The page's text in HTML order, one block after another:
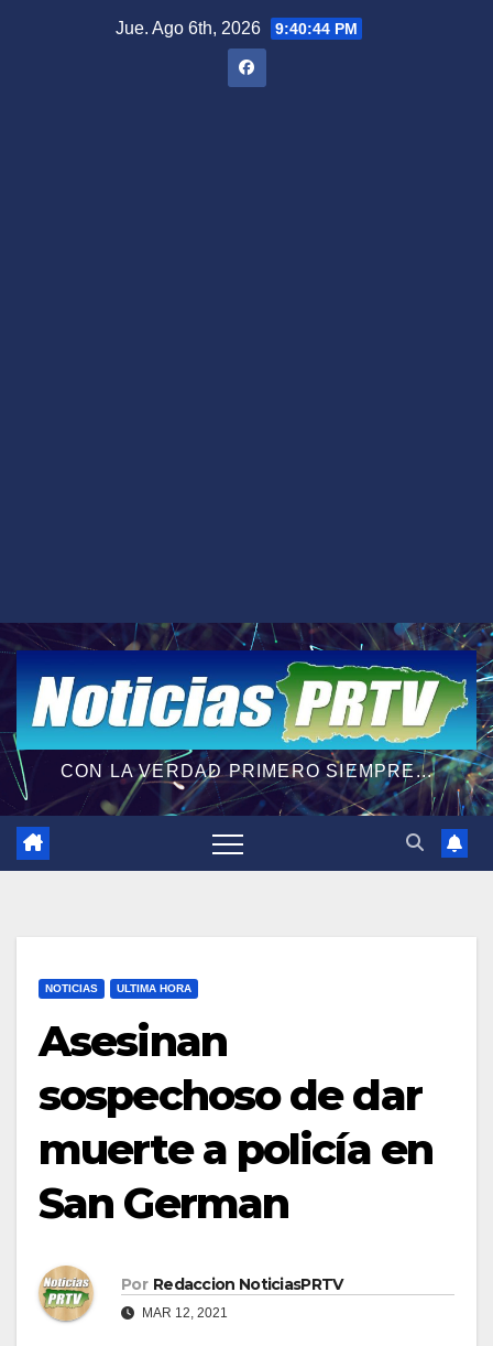
Jue. Ago 6th, 2026 9:40:45 PM
CON LA VERDAD PRIMERO SIEMPRE...
NOTICIAS ULTIMA HORA
Asesinan
sospechoso de dar
muerte a policía en
San German
Por Redaccion NoticiasPRTV
MAR 12, 2021